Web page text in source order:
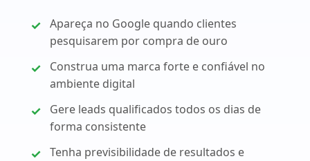
Apareça no Google quando clientes
pesquisarem por compra de ouro
Construa uma marca forte e confiável no
ambiente digital
Gere leads qualificados todos os dias de
forma consistente
Tenha previsibilidade de resultados e